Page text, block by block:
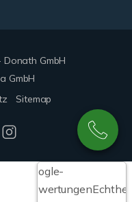
Donath GmbH
GmbH
Sitemap
Google-
Bewertungen